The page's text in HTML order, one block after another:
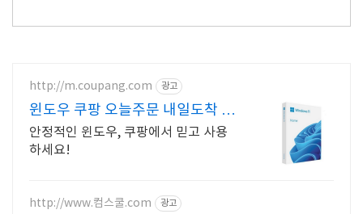
http://m.coupang.com 광고
윈도우 쿠팡 오늘주문 내일도착 로
켓배송
안정적인 윈도우, 쿠팡에서 믿고 사용
하세요!
http://www.컴스쿨.com 광고